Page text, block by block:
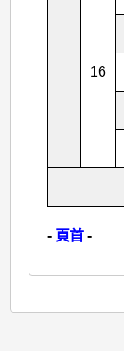
16
- 頁首 -